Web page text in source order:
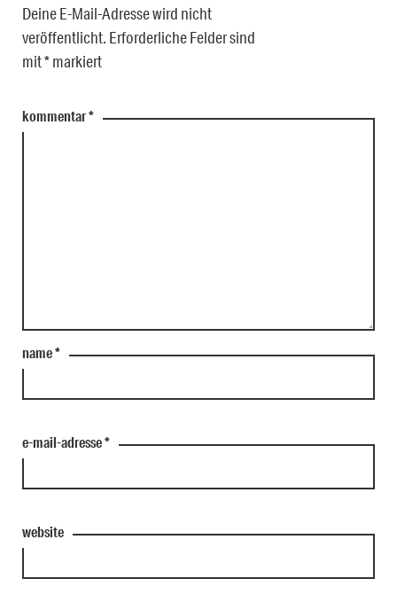
Deine E-Mail-Adresse wird nicht
veröffentlicht. Erforderliche Felder sind
mit*markiert
kommentar*
name*
e-mail-adresse*
website